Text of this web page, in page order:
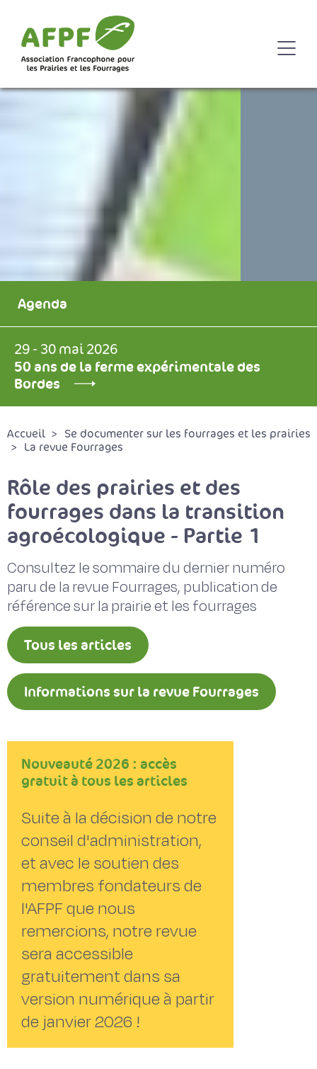
Agenda
29 - 30 mai 2026
50 ans de la ferme expérimentale des
Bordes
Accueil
Se documenter sur les fourrages et les prairies
La revue Fourrages
Rôle des prairies et des
fourrages dans la transition
agroécologique - Partie 1
Consultez le sommaire du dernier numéro
paru de la revue Fourrages, publication de
référence sur la prairie et les fourrages
Tous les articles
Informations sur la revue Fourrages
Nouveauté 2026 : accès
gratuit à tous les articles
Suite à la décision de notre
conseil d'administration,
et avec le soutien des
membres fondateurs de
l'AFPF que nous
remercions, notre revue
sera accessible
gratuitement dans sa
version numérique à partir
de janvier 2026 !